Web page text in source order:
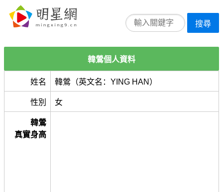
搜尋
韓鶯個人資料
姓名 韓鶯（英文名：YING HAN）
性別 女
韓鶯
真實身高